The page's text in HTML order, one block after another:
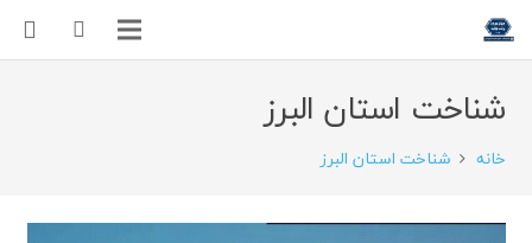
شناخت استان البرز
خانه شناخت استان البرز